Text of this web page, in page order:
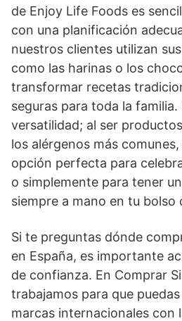
de Enjoy Life Foods es
con una planificación
nuestros clientes utilizan
como las harinas o los
transformar recetas
seguras para toda la familia.
versatilidad; al ser
los alérgenos más
opción perfecta para
o simplemente para tener
siempre a mano en tu bolso
Si te preguntas dónde
en España, es importante
de confianza. En Comprar
trabajamos para que
marcas internacionales con